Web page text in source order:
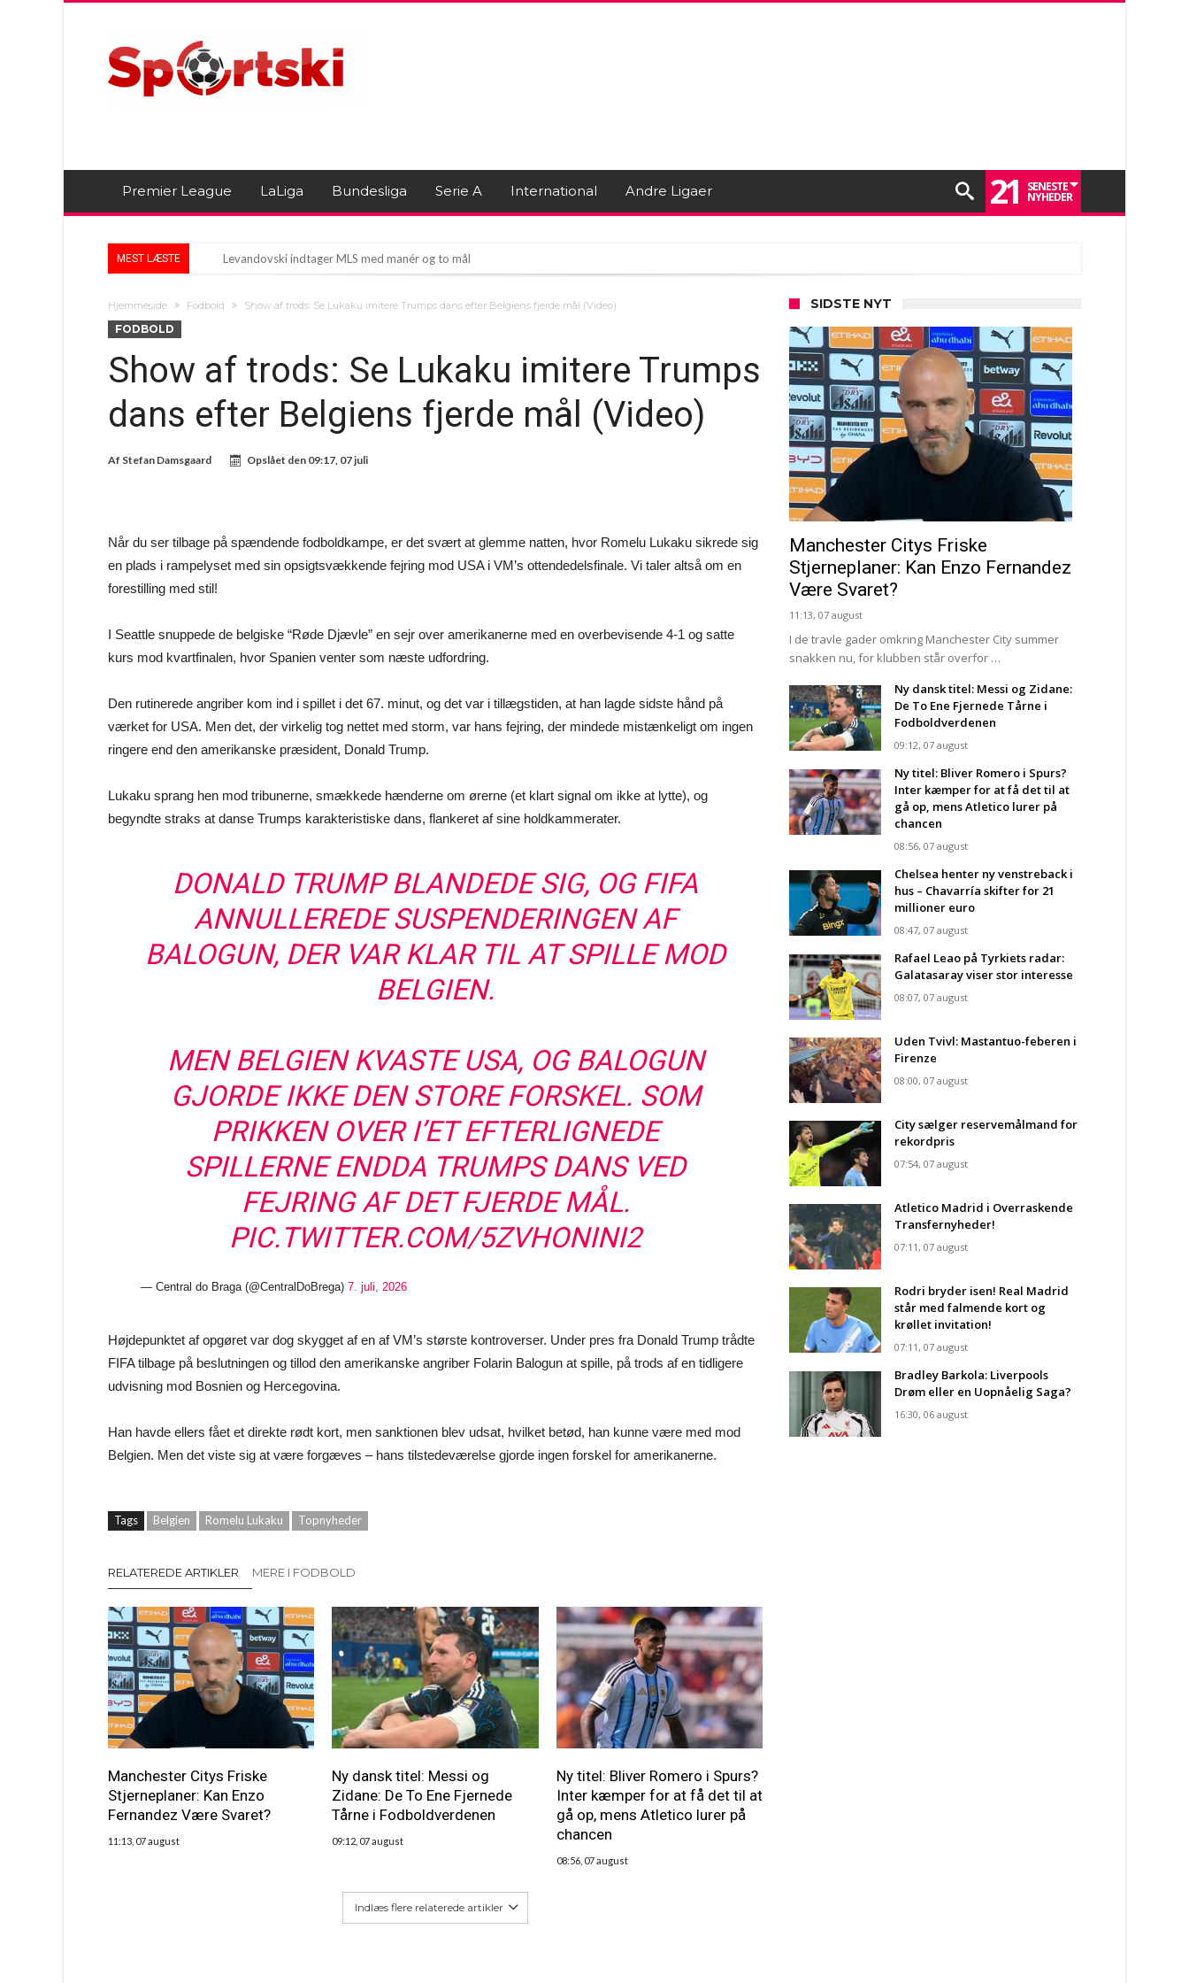
Premier League LaLiga Bundesliga Serie A International Andre Ligaer 21 SENESTE
NYHEDER
MEST LÆSTE Levandovski indtager MLS med manér og to mål
Hjemmeside Fodbold Show af trods: Se Lukaku imitere Trumps dans efter Belgiens fjerde mål (Video)
FODBOLD
Show af trods: Se Lukaku imitere Trumps
dans efter Belgiens fjerde mål (Video)
Af Stefan Damsgaard Opslået den 09:17, 07 juli
Når du ser tilbage på spændende fodboldkampe, er det svært at glemme natten, hvor Romelu Lukaku sikrede sig
en plads i rampelyset med sin opsigtsvækkende fejring mod USA i VM’s ottendedelsfinale. Vi taler altså om en
forestilling med stil!
I Seattle snuppede de belgiske “Røde Djævle” en sejr over amerikanerne med en overbevisende 4-1 og satte
kurs mod kvartfinalen, hvor Spanien venter som næste udfordring.
Den rutinerede angriber kom ind i spillet i det 67. minut, og det var i tillægstiden, at han lagde sidste hånd på
værket for USA. Men det, der virkelig tog nettet med storm, var hans fejring, der mindede mistænkeligt om ingen
ringere end den amerikanske præsident, Donald Trump.
Lukaku sprang hen mod tribunerne, smækkede hænderne om ørerne (et klart signal om ikke at lytte), og
begyndte straks at danse Trumps karakteristiske dans, flankeret af sine holdkammerater.
DONALD TRUMP BLANDEDE SIG, OG FIFA
ANNULLEREDE SUSPENDERINGEN AF
BALOGUN, DER VAR KLAR TIL AT SPILLE MOD
BELGIEN.
MEN BELGIEN KVASTE USA, OG BALOGUN
GJORDE IKKE DEN STORE FORSKEL. SOM
PRIKKEN OVER I’ET EFTERLIGNEDE
SPILLERNE ENDDA TRUMPS DANS VED
FEJRING AF DET FJERDE MÅL.
PIC.TWITTER.COM/5ZVHONINI2
— Central do Braga (@CentralDoBrega) 7. juli, 2026
Højdepunktet af opgøret var dog skygget af en af VM’s største kontroverser. Under pres fra Donald Trump trådte
FIFA tilbage på beslutningen og tillod den amerikanske angriber Folarin Balogun at spille, på trods af en tidligere
udvisning mod Bosnien og Hercegovina.
Han havde ellers fået et direkte rødt kort, men sanktionen blev udsat, hvilket betød, han kunne være med mod
Belgien. Men det viste sig at være forgæves – hans tilstedeværelse gjorde ingen forskel for amerikanerne.
Tags Belgien Romelu Lukaku Topnyheder
RELATEREDE ARTIKLER MERE I FODBOLD
Manchester Citys Friske
Stjerneplaner: Kan Enzo
Fernandez Være Svaret?
11:13, 07 august
Ny dansk titel: Messi og
Zidane: De To Ene Fjernede
Tårne i Fodboldverdenen
09:12, 07 august
Ny titel: Bliver Romero i Spurs?
Inter kæmper for at få det til at
gå op, mens Atletico lurer på
chancen
08:56, 07 august
Indlæs flere relaterede artikler
SIDSTE NYT
Manchester Citys Friske
Stjerneplaner: Kan Enzo Fernandez
Være Svaret?
11:13, 07 august
I de travle gader omkring Manchester City summer
snakken nu, for klubben står overfor …
Ny dansk titel: Messi og Zidane:
De To Ene Fjernede Tårne i
Fodboldverdenen
09:12, 07 august
Ny titel: Bliver Romero i Spurs?
Inter kæmper for at få det til at
gå op, mens Atletico lurer på
chancen
08:56, 07 august
Chelsea henter ny venstreback i
hus – Chavarría skifter for 21
millioner euro
08:47, 07 august
Rafael Leao på Tyrkiets radar:
Galatasaray viser stor interesse
08:07, 07 august
Uden Tvivl: Mastantuo-feberen i
Firenze
08:00, 07 august
City sælger reservemålmand for
rekordpris
07:54, 07 august
Atletico Madrid i Overraskende
Transfernyheder!
07:11, 07 august
Rodri bryder isen! Real Madrid
står med falmende kort og
krøllet invitation!
07:11, 07 august
Bradley Barkola: Liverpools
Drøm eller en Uopnåelig Saga?
16:30, 06 august